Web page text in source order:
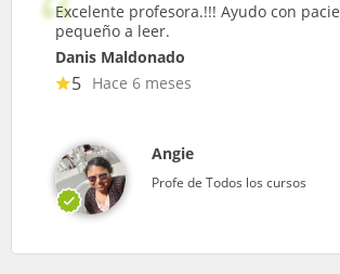
Excelente profesora.!!! Ayudo con
pequeño a leer.
Danis Maldonado
5 Hace 6 meses
Angie
Profe de Todos los cursos